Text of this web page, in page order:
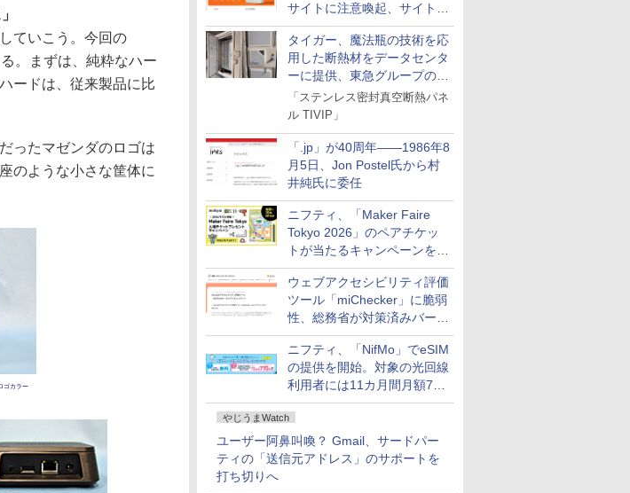
サイトに注意喚起、サイト名
とドメイン名を公表
タイガー、魔法瓶の技術を応
用した断熱材をデータセンタ
ーに提供、東急グループの実
証実験で
「ステンレス密封真空断熱パネ
ル TIVIP」
「.jp」が40周年――1986年8
月5日、Jon Postel氏から村
井純氏に委任
ニフティ、「Maker Faire
Tokyo 2026」のペアチケッ
トが当たるキャンペーンをX
で実施。8月16日まで
ウェブアクセシビリティ評価
ツール「miChecker」に脆弱
性、総務省が対策済みバージ
ョンへの更新を呼び掛け
ニフティ、「NifMo」でeSIM
の提供を開始。対象の光回線
利用者には11カ月間月額770
円割引のキャンペーン
やじうまWatch
ユーザー阿鼻叫喚？ Gmail、サードパー
ティの「送信元アドレス」のサポートを
打ち切りへ
ていこう。今回の
。まずは、純粋なハー
ードは、従来製品に比
ったマゼンダのロゴは
のような小さな筐体に
ゴカラー